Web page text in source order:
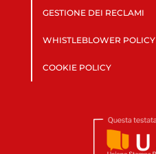
GESTIONE DEI RECLAMI
WHISTLEBLOWER POLICY
COOKIE POLICY